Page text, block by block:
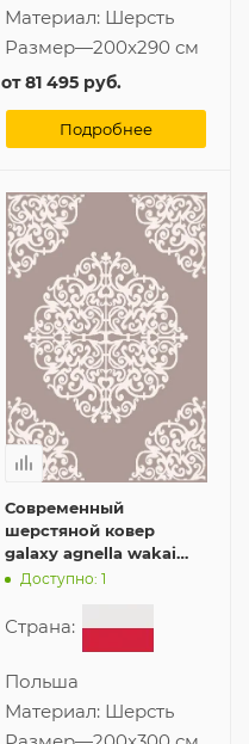
Материал: Шерсть
Размер—200x290 см
от81 495 руб.
Подробнее
Современный
шерстяной ковер
galaxy agnella wakai
grey 200x300 см
Доступно: 1
Страна:
Польша
Материал: Шерсть